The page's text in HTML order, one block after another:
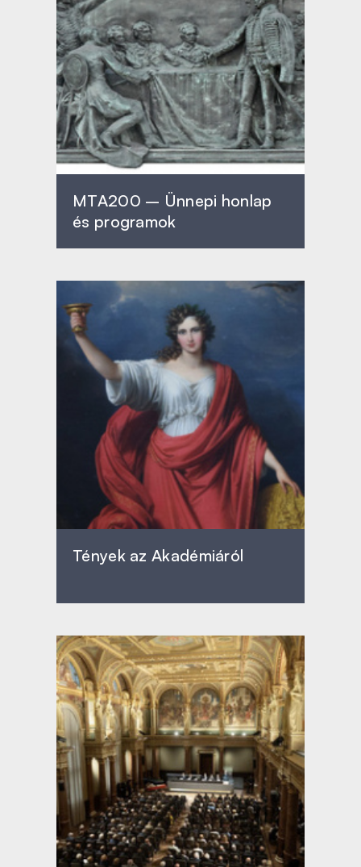
MTA200 – Ünnepi honlap
és programok
Tények az Akadémiáról